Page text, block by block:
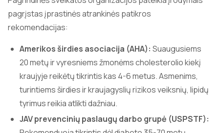
pagrįstas įprastinės atrankinės patikros
rekomendacijas:
Amerikos širdies asociacija (AHA): Suaugusiems
20 metų ir vyresniems žmonėms cholesterolio kiekį
kraujyje reikėtų tikrintis kas 4-6 metus. Asmenims,
turintiems širdies ir kraujagyslių rizikos veiksnių, lipidų
tyrimus reikia atlikti dažniau.
JAV prevencinių paslaugų darbo grupė (USPSTF):